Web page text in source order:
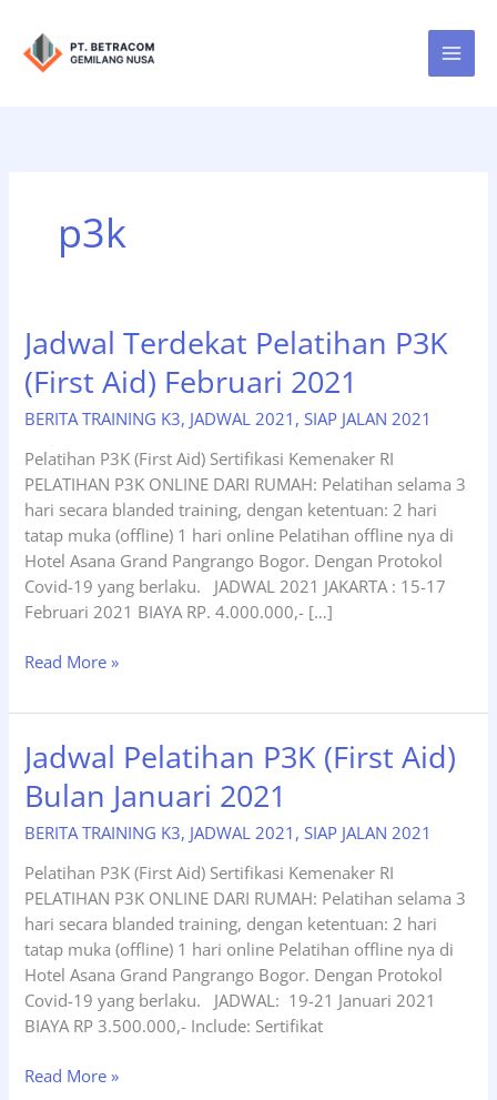
konten
p3k
Jadwal Terdekat Pelatihan P3K
(First Aid) Februari 2021
BERITA TRAINING K3, JADWAL 2021 ,SIAP JALAN 2021
Pelatihan P3K (First Aid) Sertifikasi Kemenaker RI
PELATIHAN P3K ONLINE DARI RUMAH: Pelatihan selama 3
hari secara blanded training, dengan ketentuan: 2 hari
tatap muka (offline) 1 hari online Pelatihan offline nya di
Hotel Asana Grand Pangrango Bogor. Dengan Protokol
Covid-19 yang berlaku. JADWAL 2021 JAKARTA : 15-17
Februari 2021 BIAYA RP. 4.000.000,- […]
Jadwal
Pelatihan
(First
Aid)
Februari
2021
Read More »
Jadwal Pelatihan P3K (First Aid)
Bulan Januari 2021
BERITA TRAINING K3, JADWAL 2021 ,SIAP JALAN 2021
Pelatihan P3K (First Aid) Sertifikasi Kemenaker RI
PELATIHAN P3K ONLINE DARI RUMAH: Pelatihan selama 3
hari secara blanded training, dengan ketentuan: 2 hari
tatap muka (offline) 1 hari online Pelatihan offline nya di
Hotel Asana Grand Pangrango Bogor. Dengan Protokol
Covid-19 yang berlaku. JADWAL: 19-21 Januari 2021
BIAYA RP 3.500.000,- Include: Sertifikat
Jadwal
Read More »